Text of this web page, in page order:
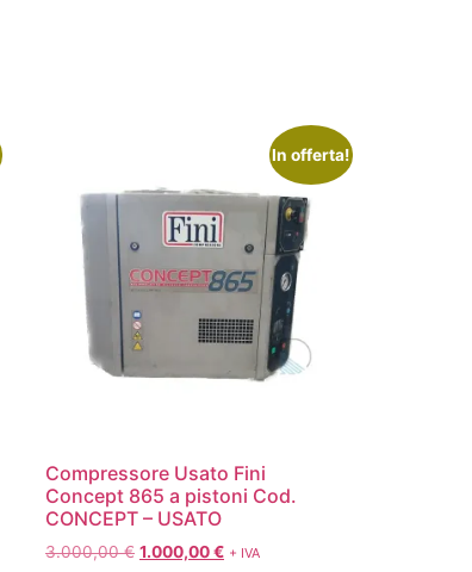
In offerta!
Compressore Usato Fini
Concept 865 a pistoni Cod.
CONCEPT – USATO
3.000,00€ 1.000,00€ + IVA